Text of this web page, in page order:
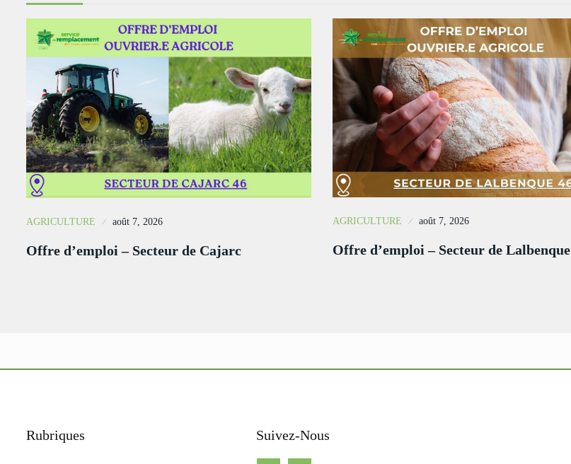
AGRICULTURE août 7, 2026
Offre d’emploi – Secteur de Cajarc
AGRICULTURE août 7, 2026
Offre d’emploi – Secteur de Lalbenque
Rubriques Suivez-Nous